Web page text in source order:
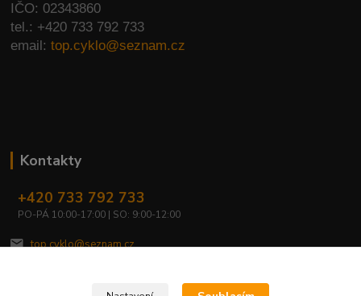
IČO: 02343860
tel.: +420 733 792 733
email:top.cyklo@seznam.cz
Kontakty
+420 733 792 733
PO-PÁ 10:00-17:00 | SO: 9:00-12:00
top.cyklo@seznam.cz